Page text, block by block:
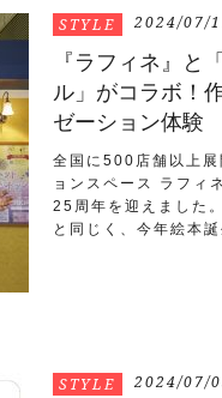
STYLE 2024/07/
『ラフィネ』と
ル」がコラボ！
ゼーション体験
全国に500店舗以上展
ョンスペース ラフィ
25周年を迎えました
と同じく、今年絵本
STYLE 2024/07/